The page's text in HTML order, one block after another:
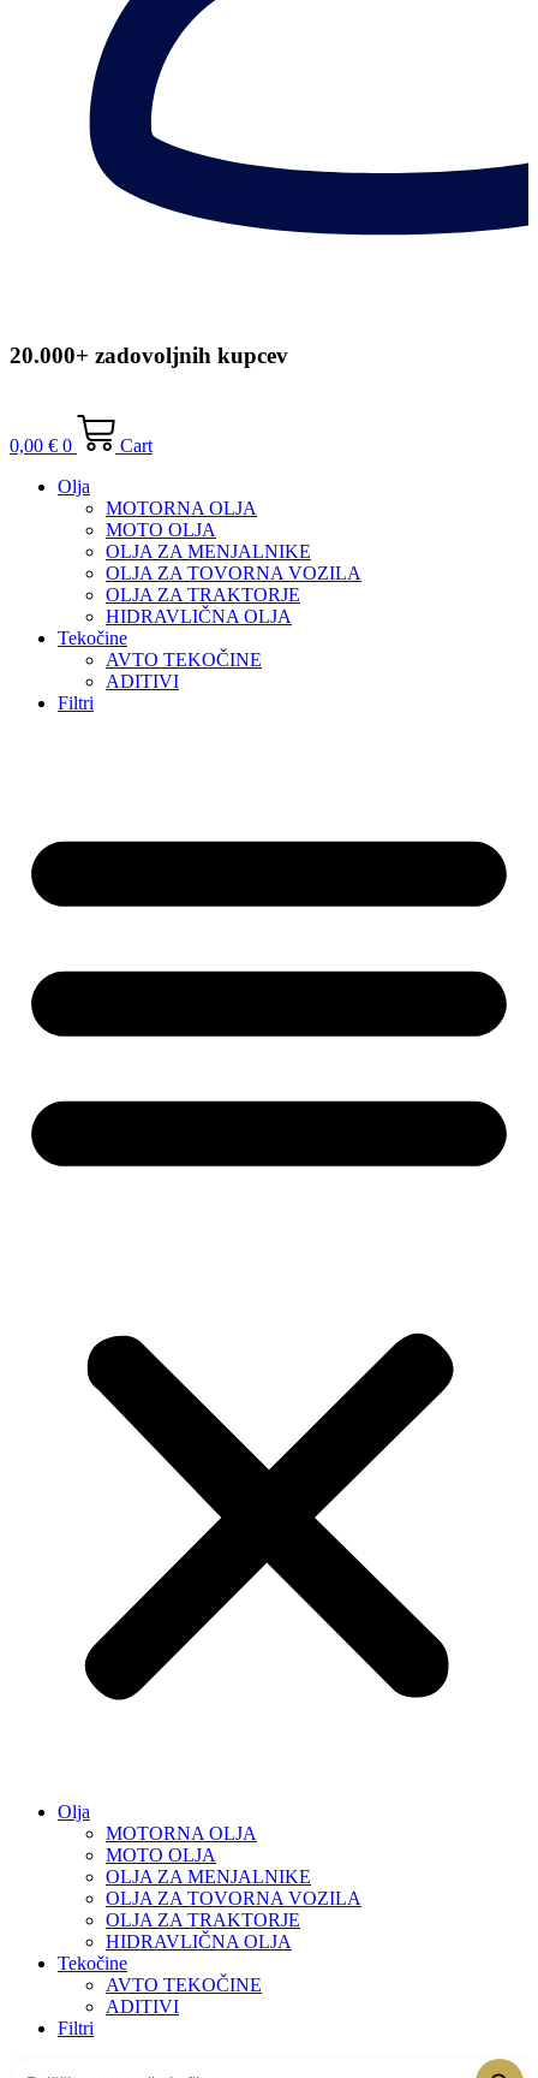
20.000+ zadovoljnih kupcev
0,00 € 0
Cart
Olja
MOTORNA OLJA
MOTO OLJA
OLJA ZA MENJALNIKE
OLJA ZA TOVORNA VOZILA
OLJA ZA TRAKTORJE
HIDRAVLIČNA OLJA
Tekočine
AVTO TEKOČINE
ADITIVI
Filtri
Olja
MOTORNA OLJA
MOTO OLJA
OLJA ZA MENJALNIKE
OLJA ZA TOVORNA VOZILA
OLJA ZA TRAKTORJE
HIDRAVLIČNA OLJA
Tekočine
AVTO TEKOČINE
ADITIVI
Filtri